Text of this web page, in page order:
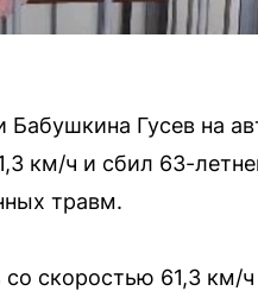
Бабушкина Гусев на
км/ч и сбил 63-
травм.
скоростью 61,3 км/ч